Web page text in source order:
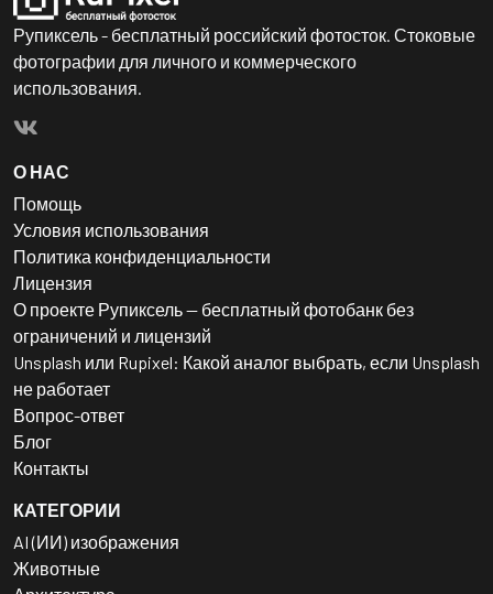
Рупиксель - бесплатный российский фотосток. Стоковые
фотографии для личного и коммерческого
использования.
О НАС
Помощь
Условия использования
Политика конфиденциальности
Лицензия
О проекте Рупиксель — бесплатный фотобанк без
ограничений и лицензий
Unsplash или Rupixel: Какой аналог выбрать, если Unsplash
не работает
Вопрос-ответ
Блог
Контакты
КАТЕГОРИИ
AI (ИИ) изображения
Животные